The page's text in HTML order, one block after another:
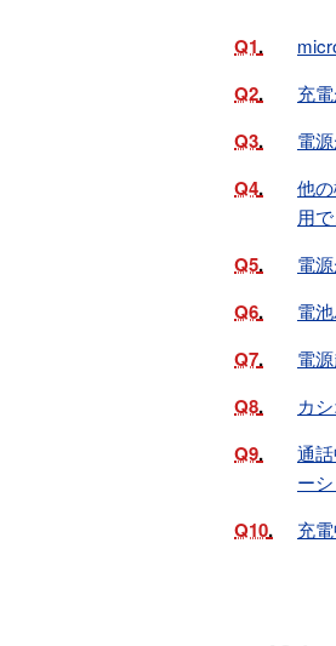
Q1
Q2 充
Q3 電
Q4
他
用
Q5 電
Q6 電
Q7 電
Q8 カ
Q9
通
ー
Q10 充